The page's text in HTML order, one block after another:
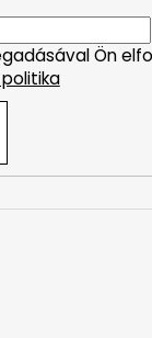
Ön